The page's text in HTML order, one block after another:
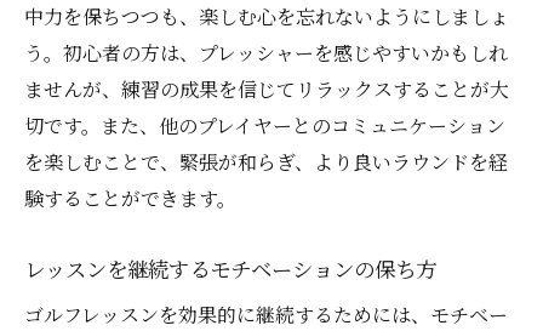
中力を保ちつつも、楽しむ心を忘れないようにしましょ
う。初心者の方は、プレッシャーを感じやすいかもしれ
ませんが、練習の成果を信じてリラックスすることが大
切です。また、他のプレイヤーとのコミュニケーション
を楽しむことで、緊張が和らぎ、より良いラウンドを経
験することができます。
レッスンを継続するモチベーションの保ち方
ゴルフレッスンを効果的に継続するためには、モチベー